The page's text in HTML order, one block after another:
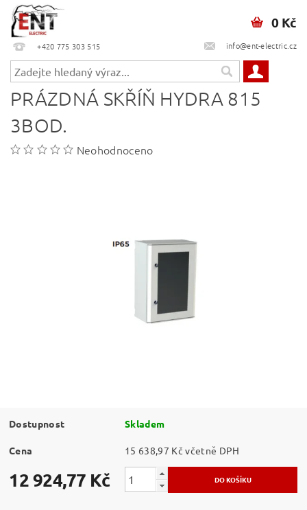
+420 775 303 515 info@ent-electric.cz
0 Kč
PRÁZDNÁ SKŘÍŇ HYDRA 815
3BOD.
Neohodnoceno
Dostupnost Skladem
Cena 15 638,97 Kč včetně DPH
12 924,77 Kč